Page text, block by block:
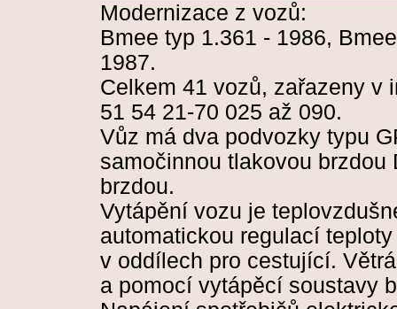
Modernizace z vozů:
Bmee typ 1.361 - 1986,
1987.
Celkem 41 vozů, zařazeny v
51 54 21-70 025 až 090.
Vůz má dva podvozky typu
samočinnou tlakovou brzdou
brzdou.
Vytápění vozu je
automatickou regulací
v oddílech pro cestující.
a pomocí vytápěcí soustavy